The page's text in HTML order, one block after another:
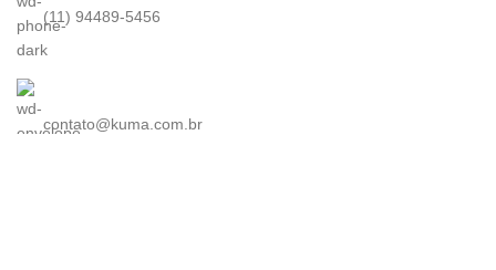
(11) 94489-5456
contato@kuma.com.br